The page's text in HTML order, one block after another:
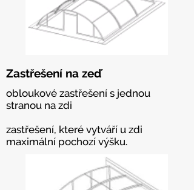
Zastřešení na zeď
obloukové zastřešení s jednou
stranou na zdi
zastřešení, které vytváří u zdi
maximální pochozí výšku.